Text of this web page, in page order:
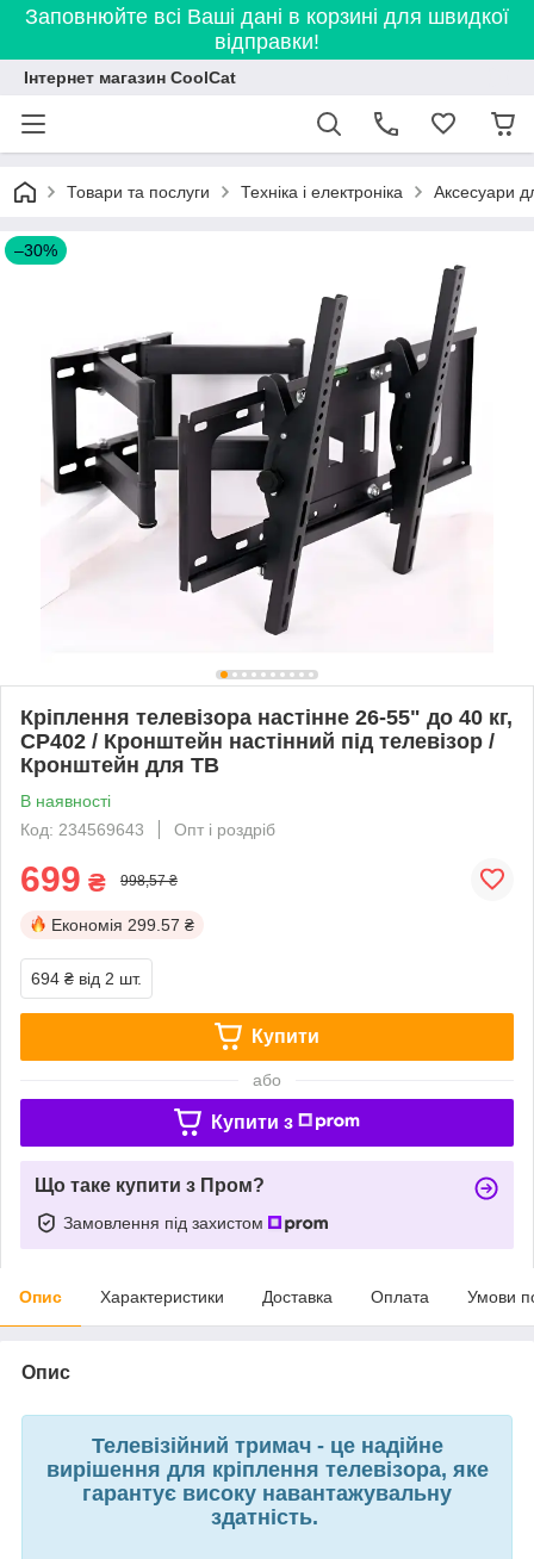
Заповнюйте всі Ваші дані в корзині для швидкої
відправки!
Інтернет магазин CoolCat
Товари та послуги Техніка і електроніка Аксесуари
–30%
Кріплення телевізора настінне 26-55" до 40 кг,
CP402 / Кронштейн настінний під телевізор /
Кронштейн для ТВ
В наявності
Код: 234569643
Опт і роздріб
699 ₴ 998,57 ₴
Економія 299.57 ₴
694 ₴ від 2 шт.
Купити
або
Купити з
Що таке купити з Пром?
Замовлення під захистом
Опис Характеристики Доставка Оплата Умови
Опис
Телевізійний тримач - це надійне
вирішення для кріплення телевізора, яке
гарантує високу навантажувальну
здатність.